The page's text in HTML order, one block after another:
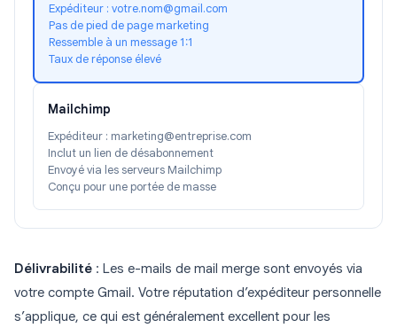
Expéditeur : votre.nom@gmail.com
Pas de pied de page marketing
Ressemble à un message 1:1
Taux de réponse élevé
Mailchimp
Expéditeur : marketing@entreprise.com
Inclut un lien de désabonnement
Envoyé via les serveurs Mailchimp
Conçu pour une portée de masse
Délivrabilité : Les e-mails de mail merge sont envoyés via
votre compte Gmail. Votre réputation d’expéditeur personnelle
s’applique, ce qui est généralement excellent pour les